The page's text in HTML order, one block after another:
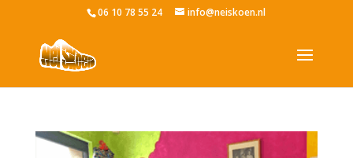
06 10 78 55 24 info@neiskoen.nl